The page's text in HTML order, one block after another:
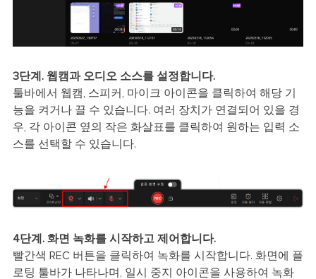
3단계. 웹캠과 오디오 소스를 설정합니다.
툴바에서 웹캠, 스피커, 마이크 아이콘을 클릭하여 해당 기
능을 켜거나 끌 수 있습니다. 여러 장치가 연결되어 있을 경
우, 각 아이콘 옆의 작은 화살표를 클릭하여 원하는 입력 소
스를 선택할 수 있습니다.
4단계. 화면 녹화를 시작하고 제어합니다.
빨간색 REC 버튼을 클릭하여 녹화를 시작합니다. 화면에 플
로팅 툴바가 나타나며, 일시 중지 아이콘을 사용하여 녹화